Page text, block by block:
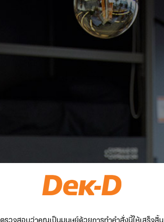
ตรวจสอบว่าคุณเป็นมนุษย์ด้วยการทำคำสั่งนี้ให้เสร็จสิ้น